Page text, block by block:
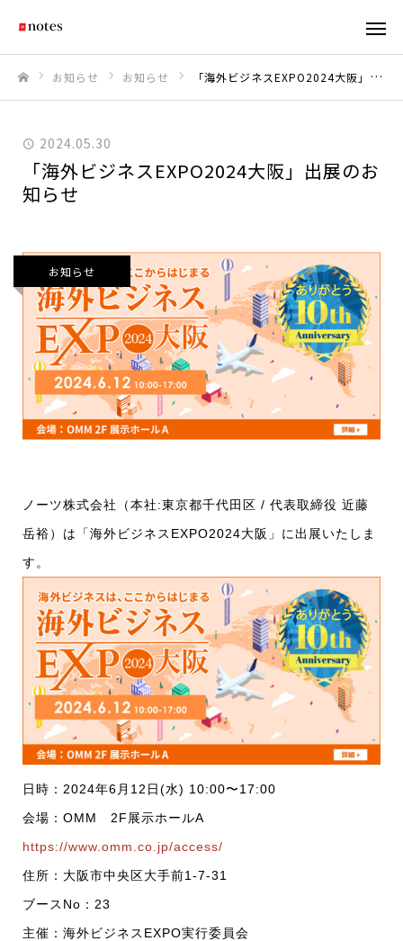
お知らせ お知らせ 「海外ビジネスEXPO2024大阪」出展のお知らせ
2024.05.30
「海外ビジネスEXPO2024大阪」出展のお
知らせ
お知らせ
ノーツ株式会社（本社:東京都千代田区 / 代表取締役 近藤
岳裕）は「海外ビジネスEXPO2024大阪」に出展いたしま
す。
日時：2024年6月12日(水) 10:00〜17:00
会場：OMM 2F展示ホールA
https://www.omm.co.jp/access/
住所：大阪市中央区大手前1-7-31
ブースNo：23
主催：海外ビジネスEXPO実行委員会